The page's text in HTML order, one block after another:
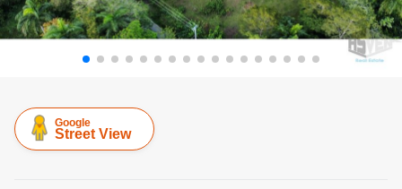
Google
Street View